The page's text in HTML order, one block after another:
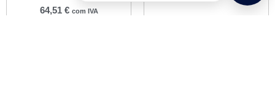
64,51 € com IVA